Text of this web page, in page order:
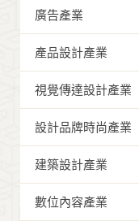
廣告產業
產品設計產業
視覺傳達設計產業
設計品牌時尚產業
建築設計產業
數位內容產業